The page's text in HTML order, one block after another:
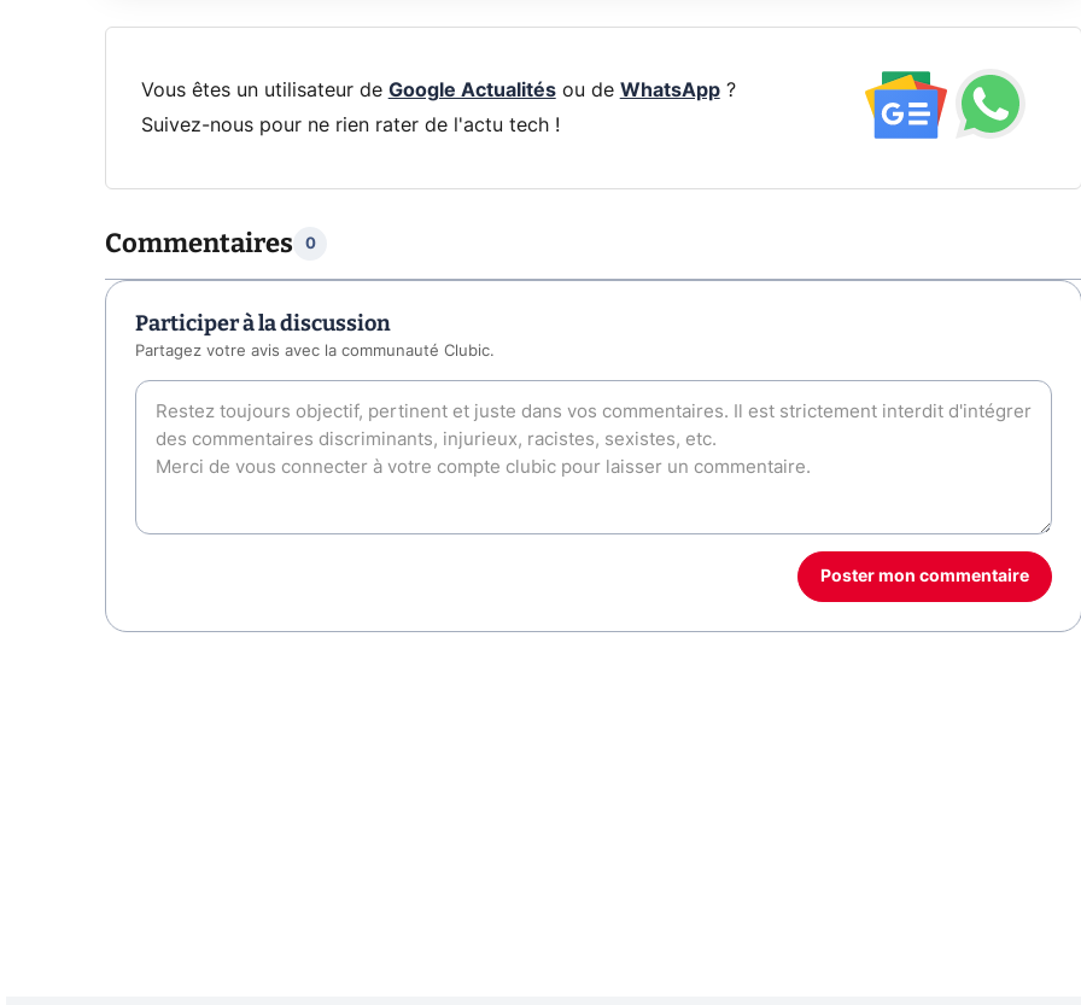
Vous êtes un utilisateur de Google Actualitésou de WhatsApp?
Suivez-nous pour ne rien rater de l'actu tech !
Commentaires 0
Participer à la discussion
Partagez votre avis avec la communauté Clubic.
Poster mon commentaire